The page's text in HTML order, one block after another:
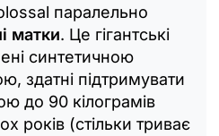
паралельно
матки. Це гігантські
синтетичною
здатні підтримувати
до 90 кілограмів
років (стільки триває